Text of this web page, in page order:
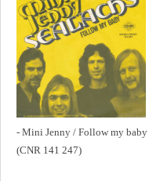
- Mini Jenny / Follow my baby
(CNR 141 247)